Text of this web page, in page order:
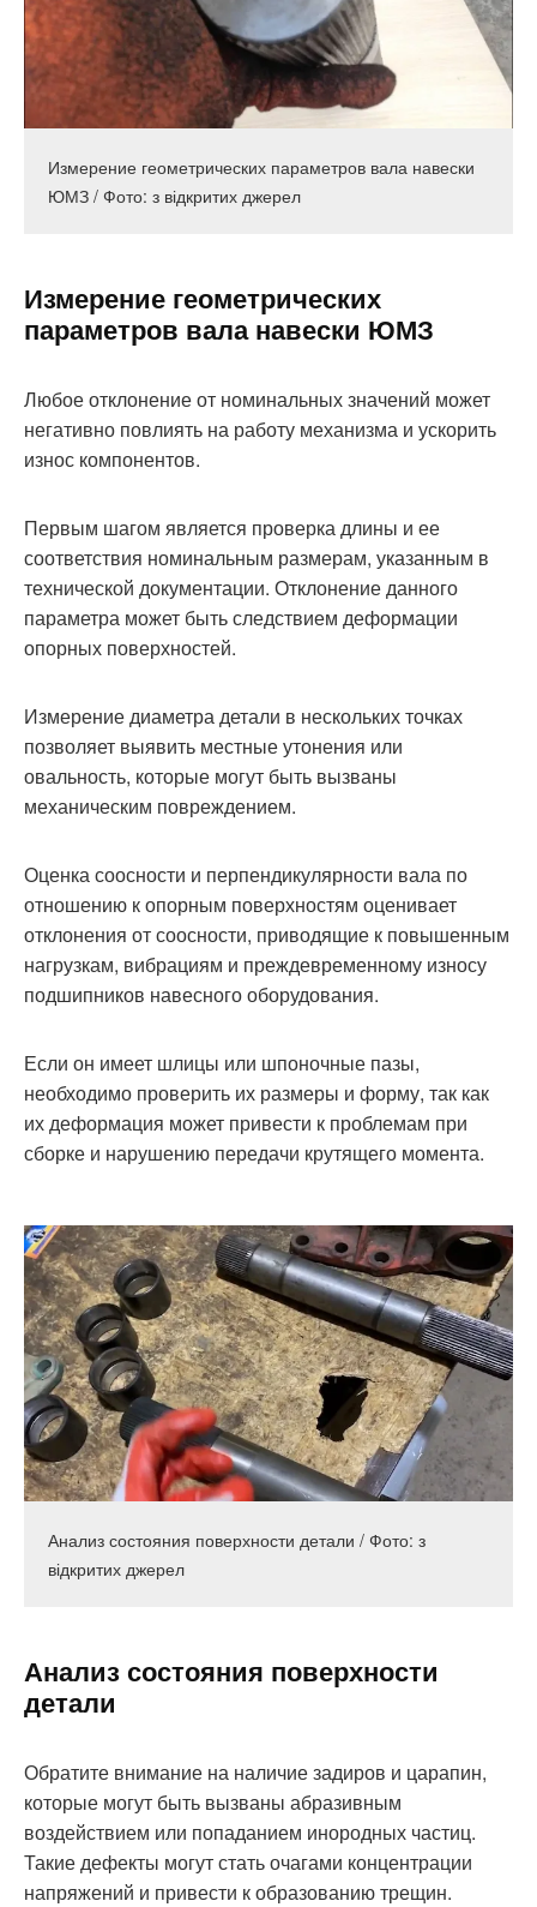
Измерение геометрических параметров вала навески
ЮМЗ / Фото: з відкритих джерел
Измерение геометрических
параметров вала навески ЮМЗ
Любое отклонение от номинальных значений может
негативно повлиять на работу механизма и ускорить
износ компонентов.
Первым шагом является проверка длины и ее
соответствия номинальным размерам, указанным в
технической документации. Отклонение данного
параметра может быть следствием деформации
опорных поверхностей.
Измерение диаметра детали в нескольких точках
позволяет выявить местные утонения или
овальность, которые могут быть вызваны
механическим повреждением.
Оценка соосности и перпендикулярности вала по
отношению к опорным поверхностям оценивает
отклонения от соосности, приводящие к повышенным
нагрузкам, вибрациям и преждевременному износу
подшипников навесного оборудования.
Если он имеет шлицы или шпоночные пазы,
необходимо проверить их размеры и форму, так как
их деформация может привести к проблемам при
сборке и нарушению передачи крутящего момента.
Анализ состояния поверхности детали / Фото: з
відкритих джерел
Анализ состояния поверхности
детали
Обратите внимание на наличие задиров и царапин,
которые могут быть вызваны абразивным
воздействием или попаданием инородных частиц.
Такие дефекты могут стать очагами концентрации
напряжений и привести к образованию трещин.